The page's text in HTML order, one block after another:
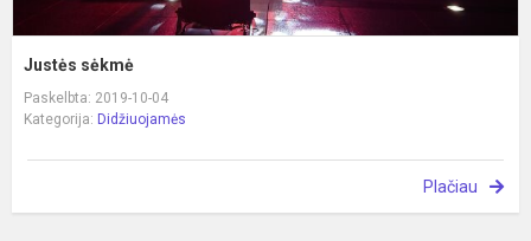
Justės sėkmė
Paskelbta: 2019-10-04
Kategorija: Didžiuojamės
Plačiau